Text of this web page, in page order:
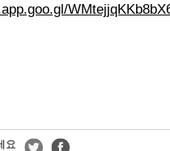
요